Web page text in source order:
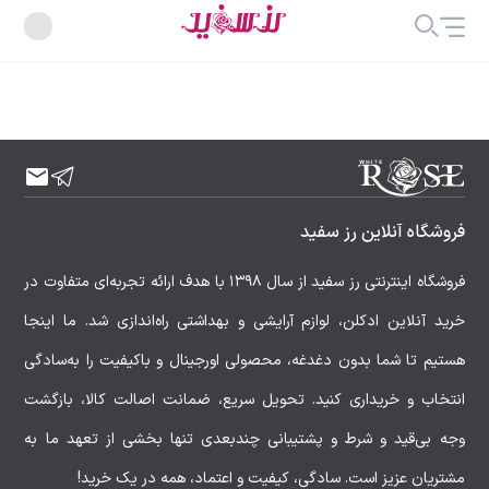
فروشگاه آنلاین رز سفید
فروشگاه اینترنتی رز سفید از سال ۱۳۹۸ با هدف ارائه تجربه‌ای متفاوت در
خرید آنلاین ادکلن، لوازم آرایشی و بهداشتی راه‌اندازی شد. ما اینجا
هستیم تا شما بدون دغدغه، محصولی اورجینال و باکیفیت را به‌سادگی
انتخاب و خریداری کنید. تحویل سریع، ضمانت اصالت کالا، بازگشت
وجه بی‌قید و شرط و پشتیبانی چندبعدی تنها بخشی از تعهد ما به
مشتریان عزیز است. سادگی، کیفیت و اعتماد، همه در یک خرید!